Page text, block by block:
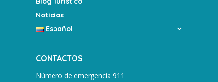
Noticias
Español
CONTACTOS
Número de emergencia 911